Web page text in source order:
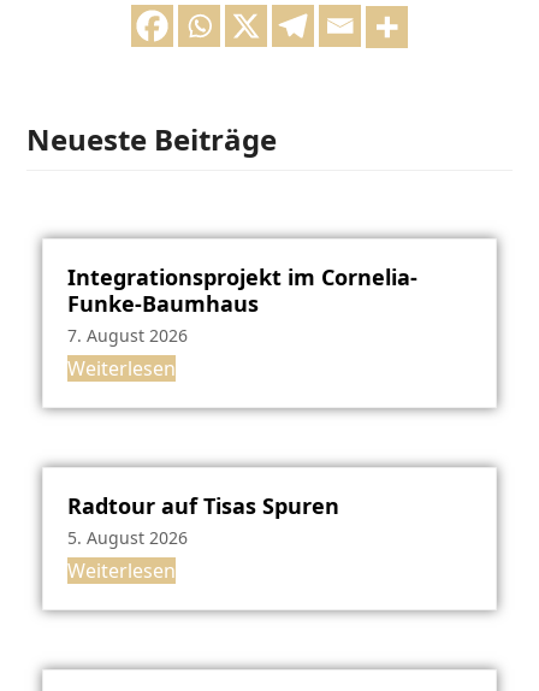
Neueste Beiträge
Integrationsprojekt im Cornelia-
Funke-Baumhaus
7. August 2026
Weiterlesen
Radtour auf Tisas Spuren
5. August 2026
Weiterlesen